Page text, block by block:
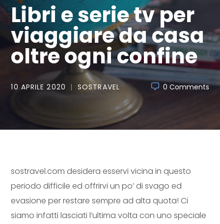
Libri e serie tv per
viaggiare da casa
oltre ogni confine
10 APRILE 2020 SOSTRAVEL 0 Comments
sostravel.com desidera esservi vicina in questo
periodo difficile ed offrirvi un po’ di svago ed
evasione per restare sempre ad alta quota! Ci
siamo infatti lasciati l’ultima volta con uno speciale